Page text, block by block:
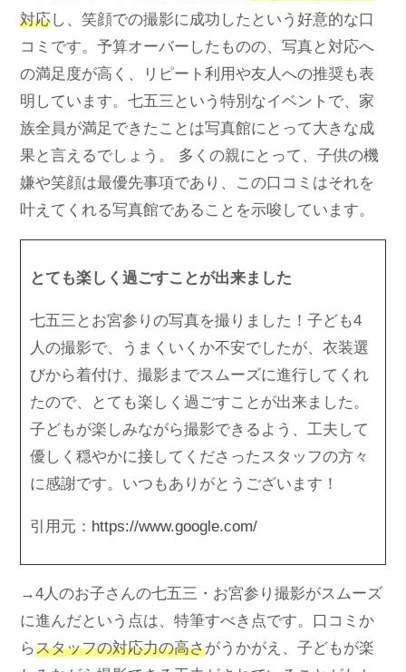
対応し、笑顔での撮影に成功したという好意的な口
コミです。予算オーバーしたものの、写真と対応へ
の満足度が高く、リピート利用や友人への推奨も表
明しています。七五三という特別なイベントで、家
族全員が満足できたことは写真館にとって大きな成
果と言えるでしょう。 多くの親にとって、子供の機
嫌や笑顔は最優先事項であり、この口コミはそれを
叶えてくれる写真館であることを示唆しています。
とても楽しく過ごすことが出来ました
七五三とお宮参りの写真を撮りました！子ども4
人の撮影で、うまくいくか不安でしたが、衣装選
びから着付け、撮影までスムーズに進行してくれ
たので、とても楽しく過ごすことが出来ました。
子どもが楽しみながら撮影できるよう、工夫して
優しく穏やかに接してくださったスタッフの方々
に感謝です。いつもありがとうございます！
引用元： https://www.google.com/
→4人のお子さんの七五三・お宮参り撮影がスムーズ
に進んだという点は、特筆すべき点です。口コミか
らスタッフの対応力の高さがうかがえ、子どもが楽